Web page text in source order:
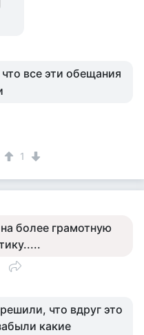
все эти обещания
1
более грамотную
что вдруг это
какие